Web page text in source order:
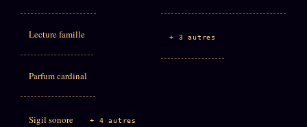
Lecture famille
Parfum cardinal
Sigil sonore + 4 autres
+ 3 autres